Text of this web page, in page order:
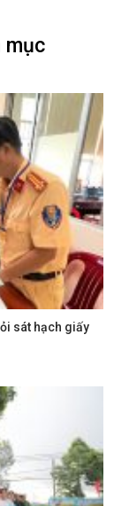
mục
sát hạch giấy